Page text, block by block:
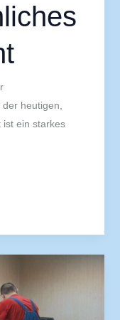
heutigen,
ist ein starkes